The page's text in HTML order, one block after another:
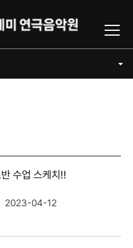
수업 스케치!!
2023-04-12